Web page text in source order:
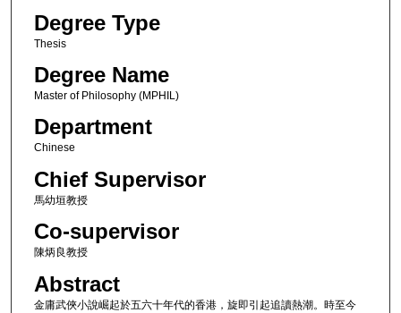
Degree Type
Thesis
Degree Name
Master of Philosophy (MPHIL)
Department
Chinese
Chief Supervisor
馬幼垣教授
Co-supervisor
陳炳良教授
Abstract
金庸武俠小說崛起於五六十年代的香港，旋即引起追讀熱潮。時至今